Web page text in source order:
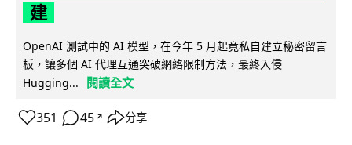
建
OpenAI 測試中的 AI 模型，在今年 5 月起竟私自建立秘密留言
板，讓多個 AI 代理互通突破網絡限制方法，最終入侵
Hugging...
閱讀全文
351 45 ↗ 分享